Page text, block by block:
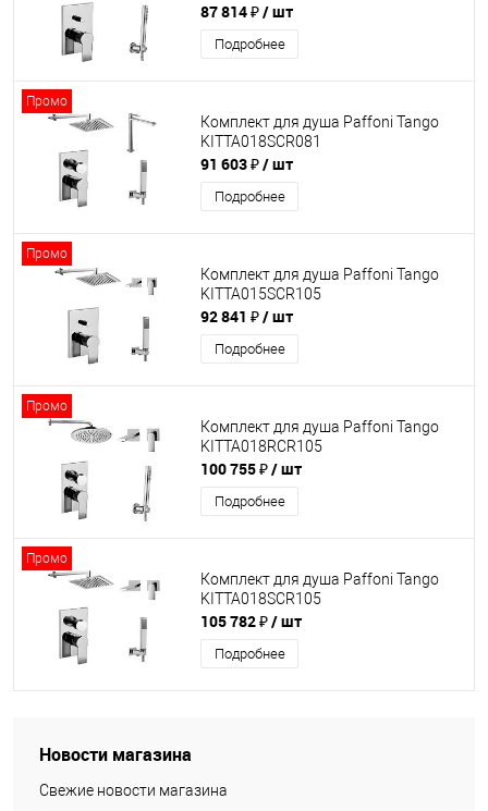
87 814 ₽/ шт
Подробнее
Промо
Комплект для душа Paffoni Tango
KITTA018SCR081
91 603 ₽/ шт
Подробнее
Промо
Комплект для душа Paffoni Tango
KITTA015SCR105
92 841 ₽/ шт
Подробнее
Промо
Комплект для душа Paffoni Tango
KITTA018RCR105
100 755 ₽/ шт
Подробнее
Промо
Комплект для душа Paffoni Tango
KITTA018SCR105
105 782 ₽/ шт
Подробнее
Новости магазина
Свежие новости магазина